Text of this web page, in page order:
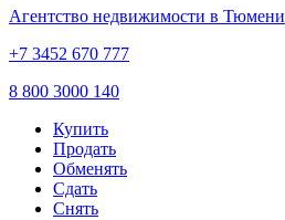
Агентство недвижимости в Тюмени
+7 3452 670 777
8 800 3000 140
Купить
Продать
Обменять
Сдать
Снять